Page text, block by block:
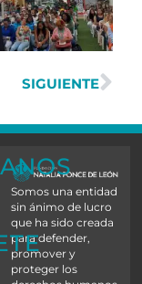
SIGUIENTE
Somos una entidad
sin ánimo de lucro
que ha sido creada
para defender,
promover y
proteger los